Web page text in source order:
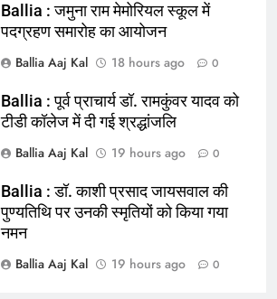
चिकित्सक, किया प्रदर्शन
NATIONAL बलिया
बलिया को मिलेगी नई ट्रेन की सौगात
NATIONAL बलिया
Ballia : जमुना राम मेमोरियल स्कूल में
पदग्रहण समारोह का आयोजन
Ballia Aaj Kal
18 hours ago 0
Ballia : पूर्व प्राचार्य डॉ. रामकुंवर यादव को
टीडी कॉलेज में दी गई श्रद्धांजलि
Ballia Aaj Kal
19 hours ago 0
Ballia : डॉ. काशी प्रसाद जायसवाल की
पुण्यतिथि पर उनकी स्मृतियों को किया गया
नमन
Ballia Aaj Kal
19 hours ago 0